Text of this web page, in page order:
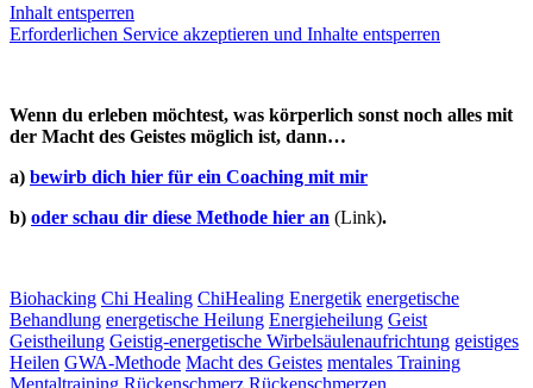
Inhalt entsperren
Erforderlichen Service akzeptieren und Inhalte entsperren
Wenn du erleben möchtest, was körperlich sonst noch alles mit
der Macht des Geistes möglich ist, dann…
a) bewirb dich hier für ein Coaching mit mir
b) oder schau dir diese Methode hier an (Link).
Biohacking Chi Healing ChiHealing Energetik energetische
Behandlung energetische Heilung Energieheilung Geist
Geistheilung Geistig-energetische Wirbelsäulenaufrichtung geistiges
Heilen GWA-Methode Macht des Geistes mentales Training
Mentaltraining Rückenschmerz Rückenschmerzen